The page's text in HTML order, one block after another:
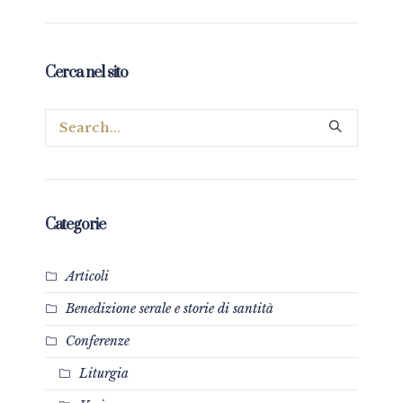
Cerca nel sito
Categorie
Articoli
Benedizione serale e storie di santità
Conferenze
Liturgia